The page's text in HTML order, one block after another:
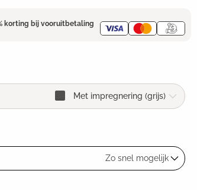
korting bij vooruitbetaling
Met impregnering (grijs)
Zo snel mogelijk